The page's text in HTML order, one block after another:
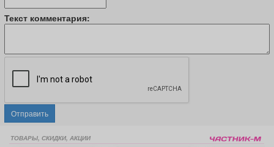
Текст комментария:
Отправить
ТОВАРЫ, СКИДКИ, АКЦИИ